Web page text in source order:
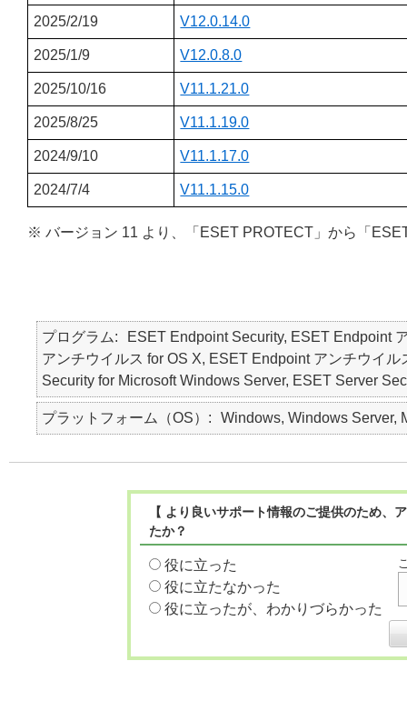
2025/2/19 V12.0.14.0
2025/1/9 V12.0.8.0
2025/10/16 V11.1.21.0
2025/8/25 V11.1.19.0
2024/9/10 V11.1.17.0
2024/7/4 V11.1.15.0
※ バージョン 11 より、「ESET PROTECT」から「
プログラム
ESET Endpoint Security, ESET Endpoint
アンチウイルス for OS X, ESET Endpoint アンチウイ
Security for Microsoft Windows Server, ESET Server
プラットフォーム（OS） Windows, Windows Server,
【 より良いサポート情報のご提供のため
たか？
役に立った
役に立たなかった
役に立ったが、わかりづらかった